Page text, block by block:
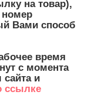
на товар),
Вами способ
время
с момента
и
ссылке